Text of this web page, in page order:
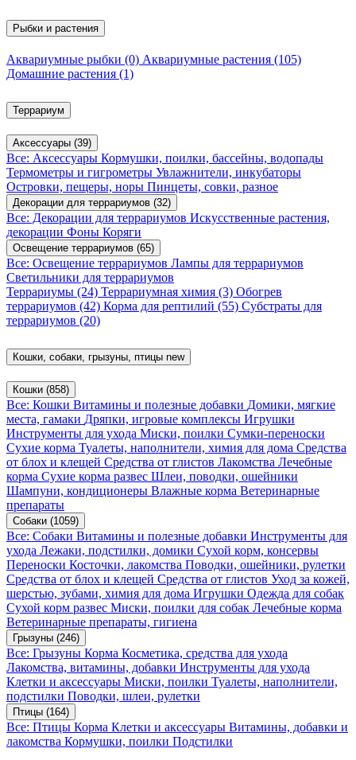
Рыбки и растения
Аквариумные рыбки (0) Аквариумные растения (105)
Домашние растения (1)
Террариум
Аксессуары (39)
Все: Аксессуары Кормушки, поилки, бассейны, водопады
Термометры и гигрометры Увлажнители, инкубаторы
Островки, пещеры, норы Пинцеты, совки, разное
Декорации для террариумов (32)
Все: Декорации для террариумов Искусственные растения,
декорации Фоны Коряги
Освещение террариумов (65)
Все: Освещение террариумов Лампы для террариумов
Светильники для террариумов
Террариумы (24) Террариумная химия (3) Обогрев
террариумов (42) Корма для рептилий (55) Субстраты для
террариумов (20)
Кошки, собаки, грызуны, птицы new
Кошки (858)
Все: Кошки Витамины и полезные добавки Домики, мягкие
места, гамаки Дряпки, игровые комплексы Игрушки
Инструменты для ухода Миски, поилки Сумки-переноски
Сухие корма Туалеты, наполнители, химия для дома Средства
от блох и клещей Средства от глистов Лакомства Лечебные
корма Сухие корма развес Шлеи, поводки, ошейники
Шампуни, кондиционеры Влажные корма Ветеринарные
препараты
Собаки (1059)
Все: Собаки Витамины и полезные добавки Инструменты для
ухода Лежаки, подстилки, домики Сухой корм, консервы
Переноски Косточки, лакомства Поводки, ошейники, рулетки
Средства от блох и клещей Средства от глистов Уход за кожей,
шерстью, зубами, химия для дома Игрушки Одежда для собак
Сухой корм развес Миски, поилки для собак Лечебные корма
Ветеринарные препараты, гигиена
Грызуны (246)
Все: Грызуны Корма Косметика, средства для ухода
Лакомства, витамины, добавки Инструменты для ухода
Клетки и аксессуары Миски, поилки Туалеты, наполнители,
подстилки Поводки, шлеи, рулетки
Птицы (164)
Все: Птицы Корма Клетки и аксессуары Витамины, добавки и
лакомства Кормушки, поилки Подстилки